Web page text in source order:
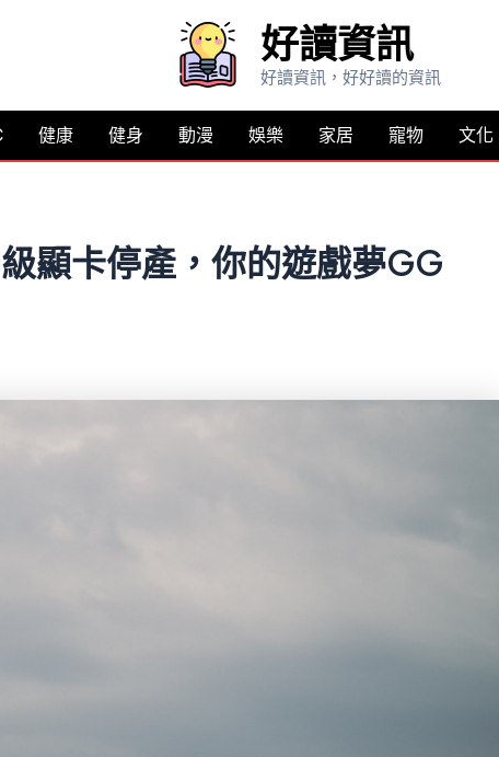
好讀資訊
好讀資訊，好好讀的資訊
健康 健身 動漫 娛樂 家居 寵物 文化
顯卡停產，你的遊戲夢GG